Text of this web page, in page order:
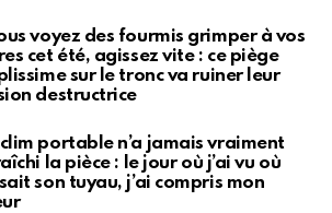
voyez des fourmis grimper à vos
cet été, agissez vite : ce piège
sur le tronc va ruiner leur
destructrice
portable n’a jamais vraiment
la pièce : le jour où j’ai vu où
son tuyau, j’ai compris mon